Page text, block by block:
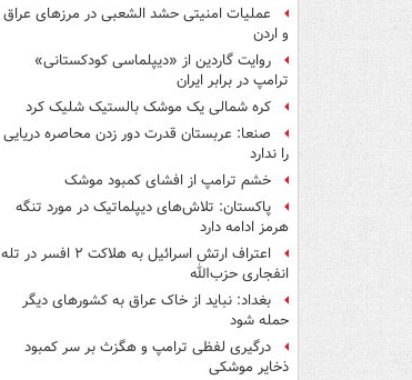
عملیات امنیتی حشد الشعبی در مرزهای عراق
و اردن
روایت گاردین از «دیپلماسی کودکستانی»
ترامپ در برابر ایران
کره شمالی یک موشک بالستیک شلیک کرد
صنعا: عربستان قدرت دور زدن محاصره دریایی
را ندارد
خشم ترامپ از افشای کمبود موشک
پاکستان: تلاش‌های دیپلماتیک در مورد تنگه
هرمز ادامه دارد
اعتراف ارتش اسرائیل به هلاکت ۲ افسر در تله
انفجاری حزب‌الله
بغداد: نباید از خاک عراق به کشورهای دیگر
حمله شود
درگیری لفظی ترامپ و هگزث بر سر کمبود
ذخایر موشکی